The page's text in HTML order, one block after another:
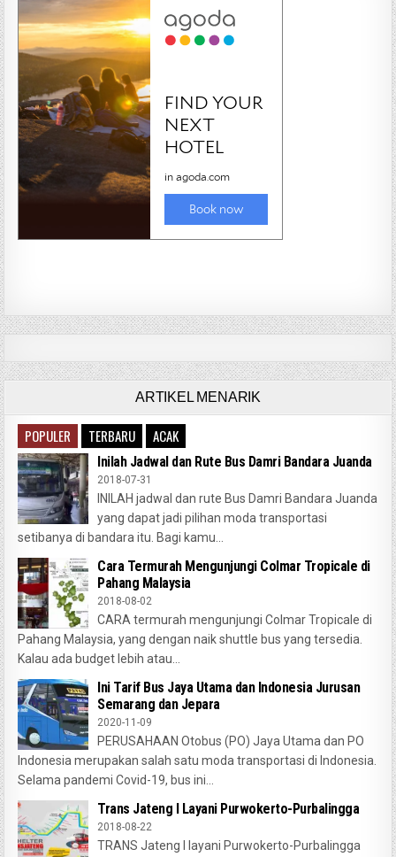
ARTIKEL MENARIK
POPULER TERBARU ACAK
Inilah Jadwal dan Rute Bus Damri Bandara Juanda
2018-07-31
INILAH jadwal dan rute Bus Damri Bandara Juanda
yang dapat jadi pilihan moda transportasi
setibanya di bandara itu. Bagi kamu...
Cara Termurah Mengunjungi Colmar Tropicale di
Pahang Malaysia
2018-08-02
CARA termurah mengunjungi Colmar Tropicale di
Pahang Malaysia, yang dengan naik shuttle bus yang tersedia.
Kalau ada budget lebih atau...
Ini Tarif Bus Jaya Utama dan Indonesia Jurusan
Semarang dan Jepara
2020-11-09
PERUSAHAAN Otobus (PO) Jaya Utama dan PO
Indonesia merupakan salah satu moda transportasi di Indonesia.
Selama pandemi Covid-19, bus ini...
Trans Jateng I Layani Purwokerto-Purbalingga
2018-08-22
TRANS Jateng I layani Purwokerto-Purbalingga